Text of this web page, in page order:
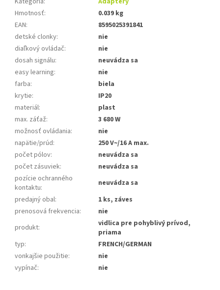
Hmotnosť:
0.039 kg
EAN:
8595025391841
detské clonky:
nie
diaľkový ovládač:
nie
dosah signálu:
neuvádza sa
easy learning:
nie
farba:
biela
krytie:
IP20
materiál:
plast
max. záťaž:
3 680 W
možnosť ovládania:
nie
napätie/prúd:
250 V~/16 A max.
počet pólov:
neuvádza sa
počet zásuviek:
neuvádza sa
pozície ochranného
kontaktu:
neuvádza sa
predajný obal:
1 ks, záves
prenosová frekvencia:
nie
produkt:
vidlica pre pohyblivý prívod,
priama
typ:
FRENCH/GERMAN
vonkajšie použitie:
nie
vypínač: nie